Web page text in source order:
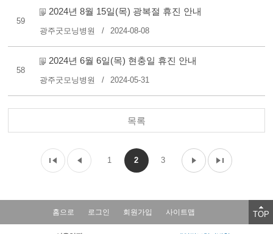
59
2024년 8월 15일(목) 광복절 휴진 안내
광주굿모닝병원 2024-08-08
58
2024년 6월 6일(목) 현충일 휴진 안내
광주굿모닝병원 2024-05-31
목록
1 2 3
홈으로 로그인 회원가입 사이트맵 TOP